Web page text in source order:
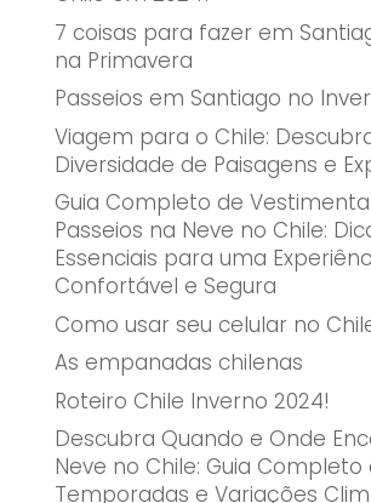
7 coisas para fazer em
na Primavera
Passeios em Santiago no
Viagem para o Chile:
Diversidade de Paisagens e
Guia Completo de
Passeios na Neve no Chile:
Essenciais para uma
Confortável e Segura
Como usar seu celular no
As empanadas chilenas
Roteiro Chile Inverno 2024!
Descubra Quando e Onde
Neve no Chile: Guia Completo
Temporadas e Variações